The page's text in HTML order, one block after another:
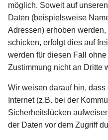
möglich. Soweit auf
Daten (beispielsweise
Adressen) erhoben
schicken, erfolgt dies auf
werden für diesen Fall
Zustimmung nicht an Dritte
Wir weisen darauf hin,
Internet (z.B. bei der
Sicherheitslücken
der Daten vor dem Zugriff